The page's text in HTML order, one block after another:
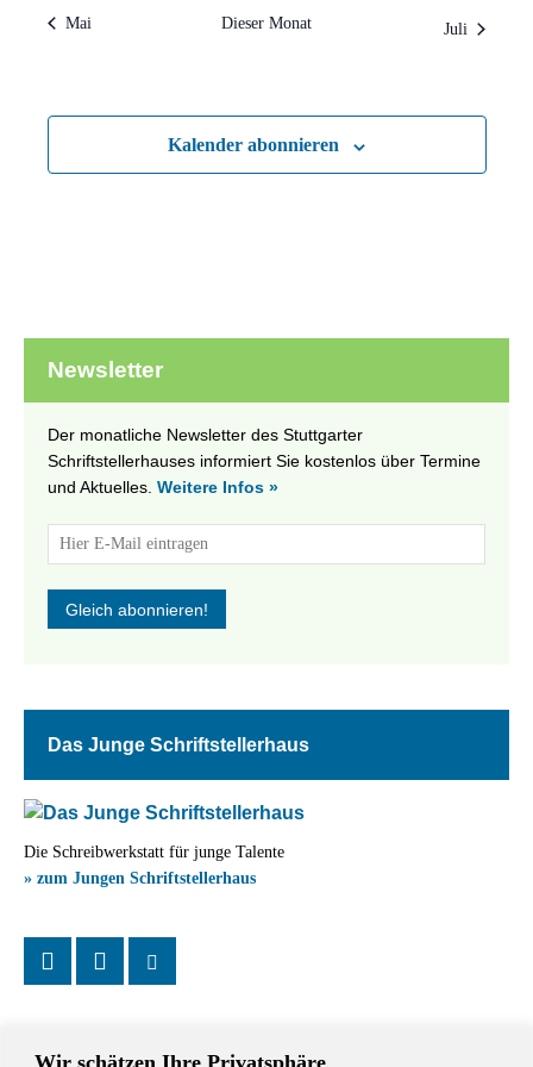
Wir schätzen Ihre Privatsphäre
Mai Dieser Monat Juli
Kalender abonnieren
Newsletter
Der monatliche Newsletter des Stuttgarter
Schriftstellerhauses informiert Sie kostenlos über Termine
und Aktuelles. Weitere Infos »
Das Junge Schriftstellerhaus
Die Schreibwerkstatt für junge Talente
» zum Jungen Schriftstellerhaus